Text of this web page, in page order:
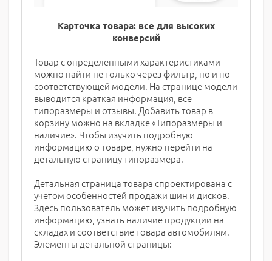
Карточка товара: все для высоких
конверсий
Товар с определенными характеристиками
можно найти не только через фильтр, но и по
соответствующей модели. На странице модели
выводится краткая информация, все
типоразмеры и отзывы. Добавить товар в
корзину можно на вкладке «Типоразмеры и
наличие». Чтобы изучить подробную
информацию о товаре, нужно перейти на
детальную страницу типоразмера.
Детальная страница товара спроектирована с
учетом особенностей продажи шин и дисков.
Здесь пользователь может изучить подробную
информацию, узнать наличие продукции на
складах и соответствие товара автомобилям.
Элементы детальной страницы: